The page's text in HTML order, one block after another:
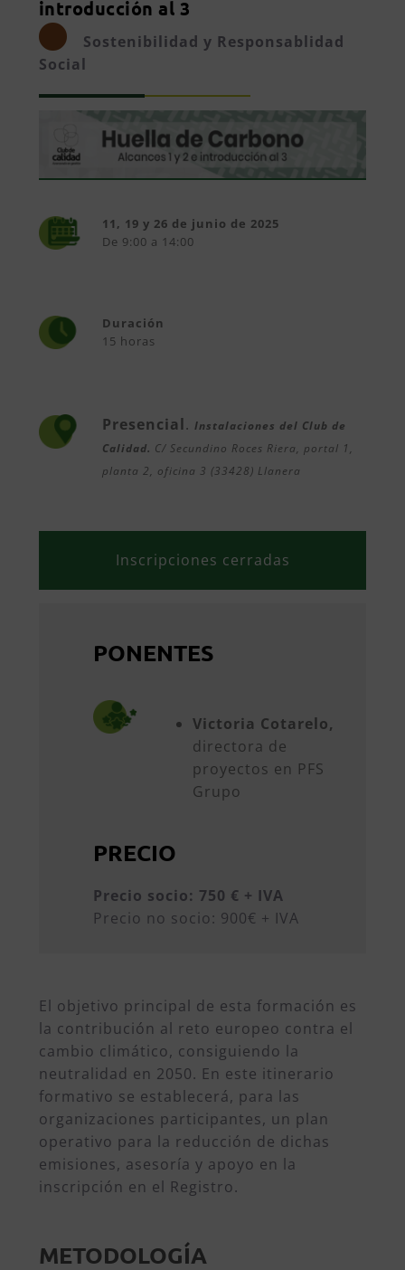
introducción al 3
Sostenibilidad y Responsablidad
Social
11, 19 y 26 de junio de 2025
De 9:00 a 14:00
Duración
15 horas
Presencial. Instalaciones del Club de
Calidad. C/ Secundino Roces Riera, portal 1,
planta 2, oficina 3 (33428) Llanera
Inscripciones cerradas
PONENTES
Victoria Cotarelo,
directora de
proyectos en PFS
Grupo
PRECIO
Precio socio: 750 € + IVA
Precio no socio: 900€ + IVA
El objetivo principal de esta formación es
la contribución al reto europeo contra el
cambio climático, consiguiendo la
neutralidad en 2050. En este itinerario
formativo se establecerá, para las
organizaciones participantes, un plan
operativo para la reducción de dichas
emisiones, asesoría y apoyo en la
inscripción en el Registro.
METODOLOGÍA